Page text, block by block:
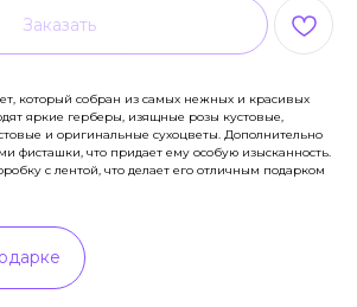
Заказать
который собран из самых нежных и красивых
яркие герберы, изящные розы кустовые,
и оригинальные сухоцветы. Дополнительно
фисташки, что придает ему особую изысканность.
с лентой, что делает его отличным подарком